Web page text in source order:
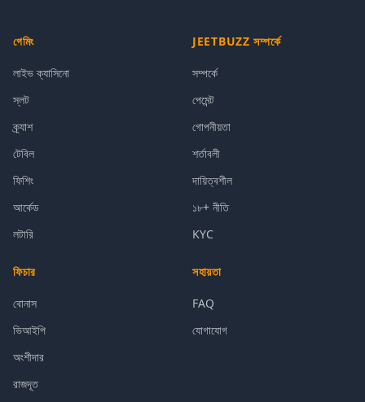
গেমিং
লাইভ ক্যাসিনো
স্লট
ক্র্যাশ
টেবিল
ফিশিং
আর্কেড
লটারি
JEETBUZZ সম্পর্কে
সম্পর্কে
পেমেন্ট
গোপনীয়তা
শর্তাবলী
দায়িত্বশীল
১৮+ নীতি
KYC
ফিচার
বোনাস
ভিআইপি
অংশীদার
রাজদূত
সহায়তা
FAQ
যোগাযোগ